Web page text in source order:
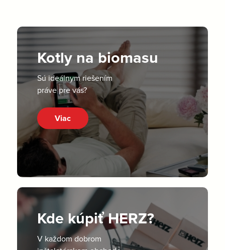
Kotly na biomasu
Sú ideálnym riešením
práve pre vás?
Viac
Kde kúpiť HERZ?
V každom dobrom